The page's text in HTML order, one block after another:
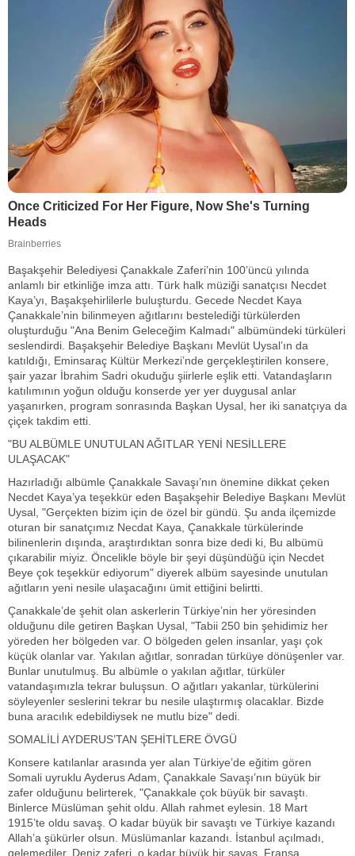
Başakşehir Belediyesi Çanakkale Zaferi’nin 100’üncü yılında
anlamlı bir etkinliğe imza attı. Türk halk müziği sanatçısı Necdet
Kaya’yı, Başakşehirlilerle buluşturdu. Gecede Necdet Kaya
Çanakkale’nin bilinmeyen ağıtlarını bestelediği türkülerden
oluşturduğu "Ana Benim Geleceğim Kalmadı" albümündeki türküleri
seslendirdi. Başakşehir Belediye Başkanı Mevlüt Uysal’ın da
katıldığı, Eminsaraç Kültür Merkezi’nde gerçekleştirilen konsere,
şair yazar İbrahim Sadri okuduğu şiirlerle eşlik etti. Vatandaşların
katılımının yoğun olduğu konserde yer yer duygusal anlar
yaşanırken, program sonrasında Başkan Uysal, her iki sanatçıya da
çiçek takdim etti.
"BU ALBÜMLE UNUTULAN AĞITLAR YENİ NESİLLERE
ULAŞACAK"
Hazırladığı albümle Çanakkale Savaşı’nın önemine dikkat çeken
Necdet Kaya’ya teşekkür eden Başakşehir Belediye Başkanı Mevlüt
Uysal, "Gerçekten bizim için de özel bir gündü. Şu anda ilçemizde
oturan bir sanatçımız Necdat Kaya, Çanakkale türkülerinde
bilinenlerin dışında, araştırdıktan sonra bize dedi ki, Bu albümü
çıkarabilir miyiz. Öncelikle böyle bir şeyi düşündüğü için Necdet
Beye çok teşekkür ediyorum" diyerek albüm sayesinde unutulan
ağıtların yeni nesile ulaşacağını ümit ettiğini belirtti.
Çanakkale’de şehit olan askerlerin Türkiye’nin her yöresinden
olduğunu dile getiren Başkan Uysal, "Tabii 250 bin şehidimiz her
yöreden her bölgeden var. O bölgeden gelen insanlar, yaşı çok
küçük olanlar var. Yakılan ağıtlar, sonradan türküye dönüşenler var.
Bunlar unutulmuş. Bu albümle o yakılan ağıtlar, türküler
vatandaşımızla tekrar buluşsun. O ağıtları yakanlar, türkülerini
söyleyenler seslerini tekrar bu nesile ulaştırmış olacaklar. Bizde
buna aracılık edebildiysek ne mutlu bize" dedi.
SOMALİLİ AYDERUS’TAN ŞEHİTLERE ÖVGÜ
Konsere katılanlar arasında yer alan Türkiye’de eğitim gören
Somali uyruklu Ayderus Adam, Çanakkale Savaşı’nın büyük bir
zafer olduğunu belirterek, "Çanakkale çok büyük bir savaştı.
Binlerce Müslüman şehit oldu. Allah rahmet eylesin. 18 Mart
1915’te oldu savaş. O kadar büyük bir savaştı ve Türkiye kazandı
Allah’a şükürler olsun. Müslümanlar kazandı. İstanbul açılmadı,
gelemediler. Deniz zaferi, o kadar büyük bir savaş. Fransa,